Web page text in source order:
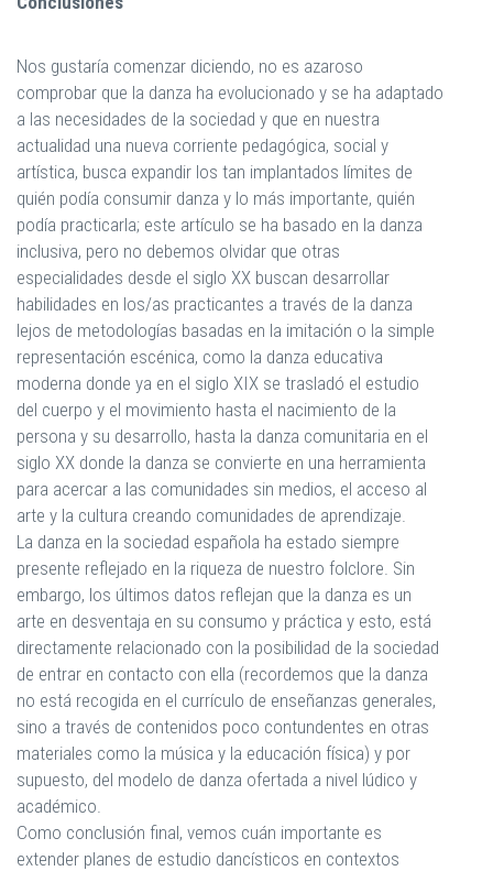
Nos gustaría comenzar diciendo, no es azaroso
comprobar que la danza ha evolucionado y se ha adaptado
a las necesidades de la sociedad y que en nuestra
actualidad una nueva corriente pedagógica, social y
artística, busca expandir los tan implantados límites de
quién podía consumir danza y lo más importante, quién
podía practicarla; este artículo se ha basado en la danza
inclusiva, pero no debemos olvidar que otras
especialidades desde el siglo XX buscan desarrollar
habilidades en los/as practicantes a través de la danza
lejos de metodologías basadas en la imitación o la simple
representación escénica, como la danza educativa
moderna donde ya en el siglo XIX se trasladó el estudio
del cuerpo y el movimiento hasta el nacimiento de la
persona y su desarrollo, hasta la danza comunitaria en el
siglo XX donde la danza se convierte en una herramienta
para acercar a las comunidades sin medios, el acceso al
arte y la cultura creando comunidades de aprendizaje.
La danza en la sociedad española ha estado siempre
presente reflejado en la riqueza de nuestro folclore. Sin
embargo, los últimos datos reflejan que la danza es un
arte en desventaja en su consumo y práctica y esto, está
directamente relacionado con la posibilidad de la sociedad
de entrar en contacto con ella (recordemos que la danza
no está recogida en el currículo de enseñanzas generales,
sino a través de contenidos poco contundentes en otras
materiales como la música y la educación física) y por
supuesto, del modelo de danza ofertada a nivel lúdico y
académico.
Como conclusión final, vemos cuán importante es
extender planes de estudio dancísticos en contextos